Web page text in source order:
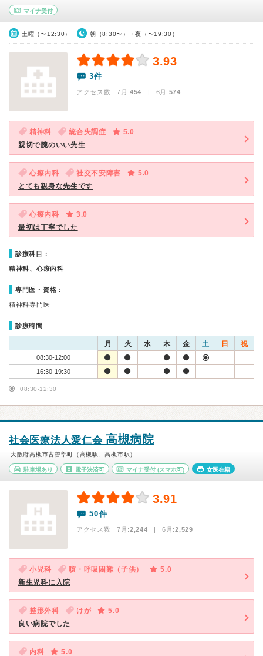
マイナ受付
土曜（〜12:30） 朝（8:30〜）・夜（〜19:30）
3.93
3件
アクセス数 7月:454 | 6月:574
精神科 統合失調症
5.0
親切で腕のいい先生
心療内科 社交不安障害
5.0
とても親身な先生です
心療内科
3.0
最初は丁寧でした
診療科目：
精神科、心療内科
専門医・資格：
精神科専門医
診療時間
月 火 水 木 金 土 日 祝
08:30-12:00
16:30-19:30
08:30-12:30
社会医療法人愛仁会 高槻病院
大阪府高槻市古曽部町（高槻駅、高槻市駅）
駐車場あり 電子決済可 マイナ受付 (スマホ可) 女医在籍
3.91
50件
アクセス数 7月:2,244 | 6月:2,529
小児科 咳・呼吸困難（子供）
5.0
新生児科に入院
整形外科 けが
5.0
良い病院でした
内科 5.0